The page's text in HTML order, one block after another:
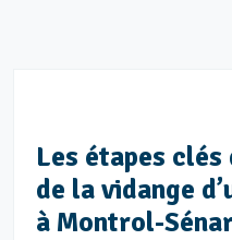
Les étapes
de la vidange
à Montrol-